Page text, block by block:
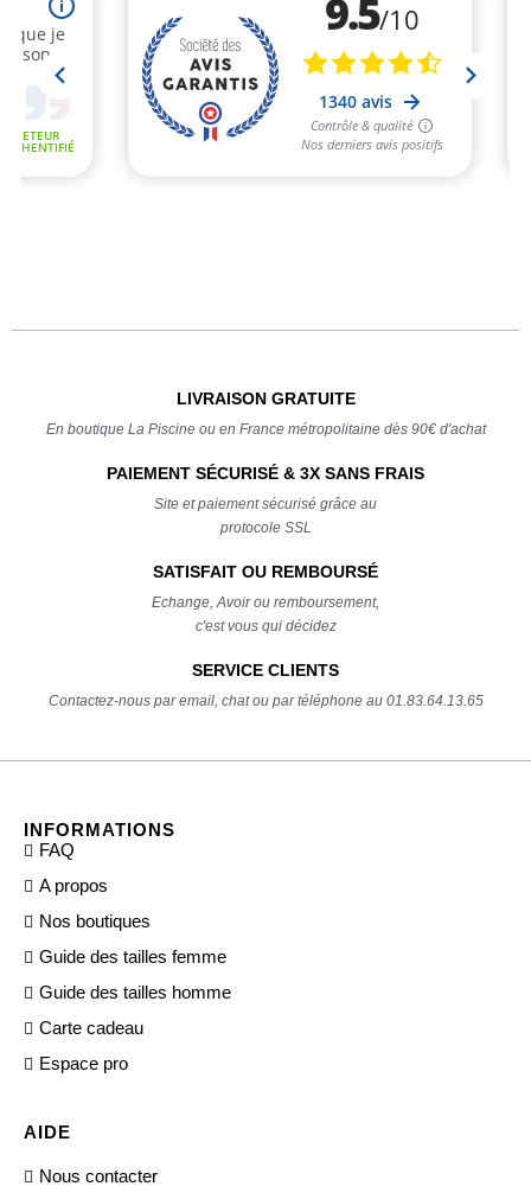
LIVRAISON GRATUITE
En boutique La Piscine ou en France métropolitaine dès 90€ d'achat
PAIEMENT SÉCURISÉ & 3X SANS FRAIS
Site et paiement sécurisé grâce au
protocole SSL
SATISFAIT OU REMBOURSÉ
Echange, Avoir ou remboursement,
c'est vous qui décidez
SERVICE CLIENTS
Contactez-nous par email, chat ou par téléphone au 01.83.64.13.65
INFORMATIONS
FAQ
A propos
Nos boutiques
Guide des tailles femme
Guide des tailles homme
Carte cadeau
Espace pro
AIDE
Nous contacter